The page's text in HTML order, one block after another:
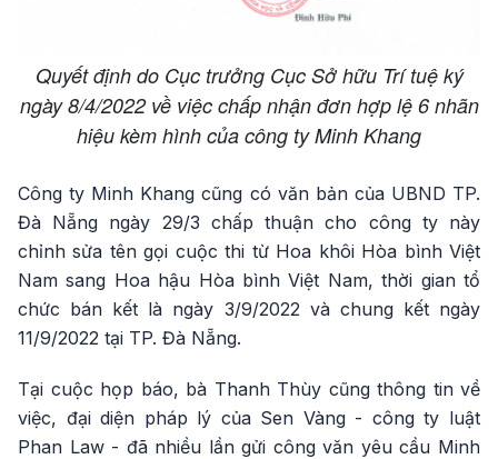
Quyết định do Cục trưởng Cục Sở hữu Trí tuệ ký
ngày 8/4/2022 về việc chấp nhận đơn hợp lệ 6 nhãn
hiệu kèm hình của công ty Minh Khang
Công ty Minh Khang cũng có văn bản của UBND TP.
Đà Nẵng ngày 29/3 chấp thuận cho công ty này
chỉnh sửa tên gọi cuộc thi từ Hoa khôi Hòa bình Việt
Nam sang Hoa hậu Hòa bình Việt Nam, thời gian tổ
chức bán kết là ngày 3/9/2022 và chung kết ngày
11/9/2022 tại TP. Đà Nẵng.
Tại cuộc họp báo, bà Thanh Thùy cũng thông tin về
việc, đại diện pháp lý của Sen Vàng - công ty luật
Phan Law - đã nhiều lần gửi công văn yêu cầu Minh